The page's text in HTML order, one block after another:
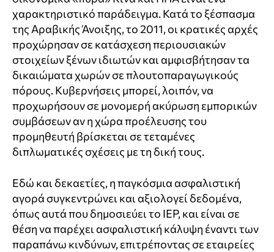
χαρακτηριστικό παράδειγμα. Κατά το ξέσπασμα
της Αραβικής Άνοιξης, το 2011, οι κρατικές αρχές
προχώρησαν σε κατάσχεση περιουσιακών
στοιχείων ξένων ιδιωτών και αμφισβήτησαν τα
δικαιώματα χωρών σε πλουτοπαραγωγικούς
πόρους. Κυβερνήσεις μπορεί, λοιπόν, να
προχωρήσουν σε μονομερή ακύρωση εμπορικών
συμβάσεων αν η χώρα προέλευσης του
προμηθευτή βρίσκεται σε τεταμένες
διπλωματικές σχέσεις με τη δική τους.
Εδώ και δεκαετίες, η παγκόσμια ασφαλιστική
αγορά συγκεντρώνει και αξιολογεί δεδομένα,
όπως αυτά που δημοσιεύει το IEP, και είναι σε
θέση να παρέχει ασφαλιστική κάλυψη έναντι των
παραπάνω κινδύνων, επιτρέποντας σε εταιρείες